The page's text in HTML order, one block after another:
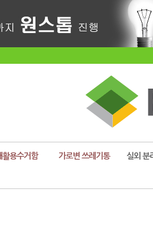
활용수거함 가로변 쓰레기통 실외 분